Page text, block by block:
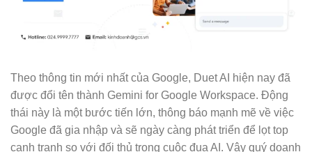
Theo thông tin mới nhất của Google, Duet AI hiện nay đã
được đổi tên thành Gemini for Google Workspace. Động
thái này là một bước tiến lớn, thông báo mạnh mẽ về việc
Google đã gia nhập và sẽ ngày càng phát triển để lọt top
cạnh tranh so với đối thủ trong cuộc đua AI. Vậy quý doanh